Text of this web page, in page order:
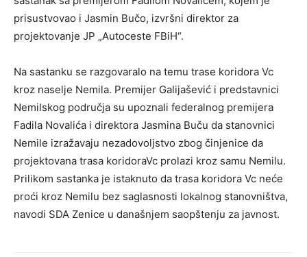
prisustvovao i Jasmin Bučo, izvršni direktor za
projektovanje JP „Autoceste FBiH“.
Na sastanku se razgovaralo na temu trase koridora Vc
kroz naselje Nemila. Premijer Galijašević i predstavnici
Nemilskog područja su upoznali federalnog premijera
Fadila Novalića i direktora Jasmina Buču da stanovnici
Nemile izražavaju nezadovoljstvo zbog činjenice da
projektovana trasa koridoraVc prolazi kroz samu Nemilu.
Prilikom sastanka je istaknuto da trasa koridora Vc neće
proći kroz Nemilu bez saglasnosti lokalnog stanovništva,
navodi SDA Zenice u današnjem saopštenju za javnost.